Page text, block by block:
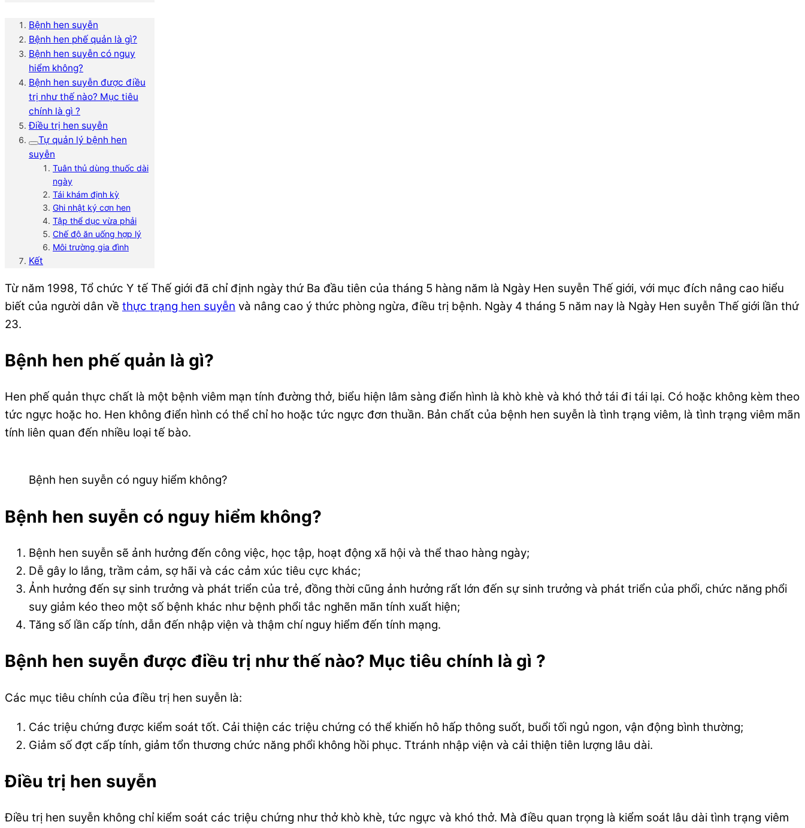
Bệnh hen suyễn
Bệnh hen phế quản là gì?
Bệnh hen suyễn có nguy
hiểm không?
Bệnh hen suyễn được điều
trị như thế nào? Mục tiêu
chính là gì ?
Điều trị hen suyễn
Tự quản lý bệnh hen
suyễn
Tuân thủ dùng thuốc dài
ngày
Tái khám định kỳ
Ghi nhật ký cơn hen
Tập thể dục vừa phải
Chế độ ăn uống hợp lý
Môi trường gia đình
Kết
Từ năm 1998, Tổ chức Y tế Thế giới đã chỉ định ngày thứ Ba đầu tiên của tháng 5 hàng năm là Ngày Hen suyễn Thế giới, với mục đích nâng cao hiểu
biết của người dân về thực trạng hen suyễn và nâng cao ý thức phòng ngừa, điều trị bệnh. Ngày 4 tháng 5 năm nay là Ngày Hen suyễn Thế giới lần thứ
23.
Bệnh hen phế quản là gì?
Hen phế quản thực chất là một bệnh viêm mạn tính đường thở, biểu hiện lâm sàng điển hình là khò khè và khó thở tái đi tái lại. Có hoặc không kèm theo
tức ngực hoặc ho. Hen không điển hình có thể chỉ ho hoặc tức ngực đơn thuần. Bản chất của bệnh hen suyễn là tình trạng viêm, là tình trạng viêm mãn
tính liên quan đến nhiều loại tế bào.
Bệnh hen suyễn có nguy hiểm không?
Bệnh hen suyễn có nguy hiểm không?
Bệnh hen suyễn sẽ ảnh hưởng đến công việc, học tập, hoạt động xã hội và thể thao hàng ngày;
Dễ gây lo lắng, trầm cảm, sợ hãi và các cảm xúc tiêu cực khác;
Ảnh hưởng đến sự sinh trưởng và phát triển của trẻ, đồng thời cũng ảnh hưởng rất lớn đến sự sinh trưởng và phát triển của phổi, chức năng phổi
suy giảm kéo theo một số bệnh khác như bệnh phổi tắc nghẽn mãn tính xuất hiện;
Tăng số lần cấp tính, dẫn đến nhập viện và thậm chí nguy hiểm đến tính mạng.
Bệnh hen suyễn được điều trị như thế nào? Mục tiêu chính là gì ?
Các mục tiêu chính của điều trị hen suyễn là:
Các triệu chứng được kiểm soát tốt. Cải thiện các triệu chứng có thể khiến hô hấp thông suốt, buổi tối ngủ ngon, vận động bình thường;
Giảm số đợt cấp tính, giảm tổn thương chức năng phổi không hồi phục. Ttránh nhập viện và cải thiện tiên lượng lâu dài.
Điều trị hen suyễn
Điều trị hen suyễn không chỉ kiểm soát các triệu chứng như thở khò khè, tức ngực và khó thở. Mà điều quan trọng là kiểm soát lâu dài tình trạng viêm